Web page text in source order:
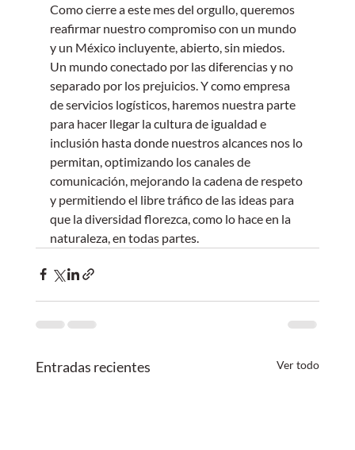
Como cierre a este mes del orgullo, queremos
reafirmar nuestro compromiso con un mundo
y un México incluyente, abierto, sin miedos.
Un mundo conectado por las diferencias y no
separado por los prejuicios. Y como empresa
de servicios logísticos, haremos nuestra parte
para hacer llegar la cultura de igualdad e
inclusión hasta donde nuestros alcances nos lo
permitan, optimizando los canales de
comunicación, mejorando la cadena de respeto
y permitiendo el libre tráfico de las ideas para
que la diversidad florezca, como lo hace en la
naturaleza, en todas partes.
Entradas recientes Ver todo